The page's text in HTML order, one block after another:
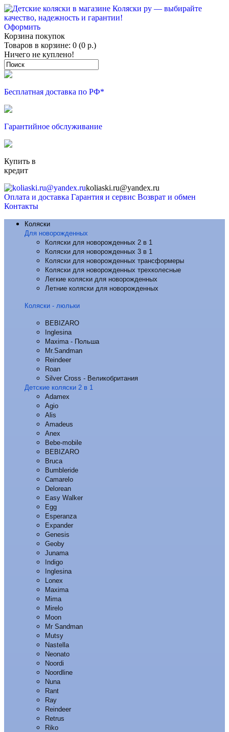
Оформить
Корзина покупок
Товаров в корзине: 0 (0 р.)
Ничего не куплено!
Бесплатная доставка по РФ*
Гарантийное обслуживание
Купить в
кредит
koliaski.ru@yandex.ru
Оплата и доставка Гарантия и сервис Возврат и обмен
Контакты
Коляски
Для новорожденных
Коляски для новорожденных 2 в 1
Коляски для новорожденных 3 в 1
Коляски для новорожденных трансформеры
Коляски для новорожденных трехколесные
Легкие коляски для новорожденных
Летние коляски для новорожденных
Коляски - люльки
BEBIZARO
Inglesina
Maxima - Польша
Mr.Sandman
Reindeer
Roan
Silver Cross - Великобритания
Детские коляски 2 в 1
Adamex
Agio
Alis
Amadeus
Anex
Bebe-mobile
BEBIZARO
Bruca
Bumbleride
Camarelo
Delorean
Easy Walker
Egg
Esperanza
Expander
Genesis
Geoby
Junama
Indigo
Inglesina
Lonex
Maxima
Mima
Mirelo
Moon
Mr Sandman
Mutsy
Nastella
Neonato
Noordi
Noordline
Nuna
Rant
Ray
Reindeer
Retrus
Riko